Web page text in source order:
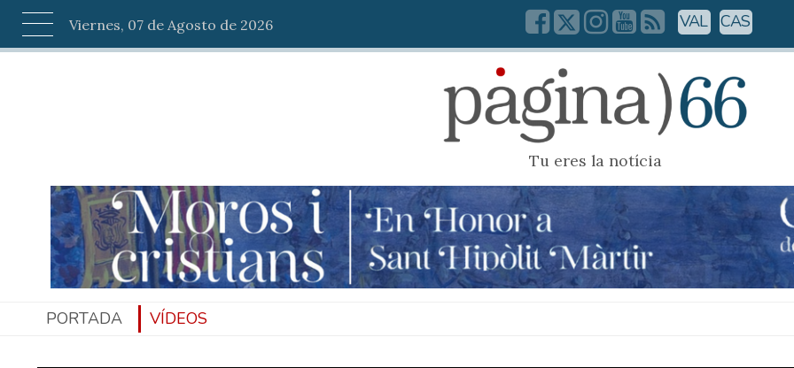
Viernes, 07 de Agosto de 2026 VAL CAS
Tu eres la notícia
PORTADA VÍDEOS